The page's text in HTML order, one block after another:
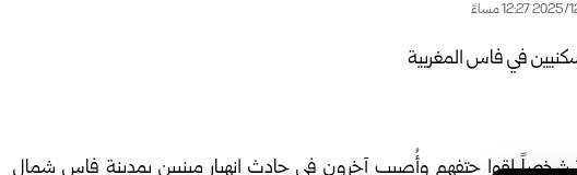
أعلنت السلطات المغربية اليوم أن 19 شخصاً لقوا حتفهم وأُصيب آخرون في حادث انهيار مبنيين بمدينة فاس شمال